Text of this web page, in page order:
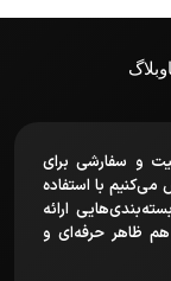
وبلاگ
و سفارشی برای
با استفاده
ارائه
ظاهر حرفه‌ای و